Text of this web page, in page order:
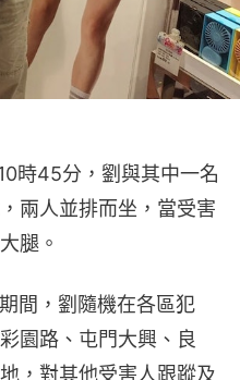
時45分，劉與其中一名
兩人並排而坐，當受害
腿。
間，劉隨機在各區犯
園路、屯門大興、良
，對其他受害人跟蹤及